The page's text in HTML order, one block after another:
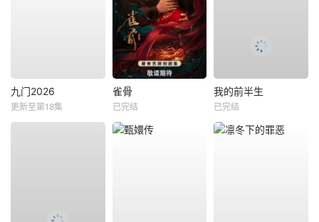
九门2026
更新至第18集
雀骨
已完结
我的前半生
已完结